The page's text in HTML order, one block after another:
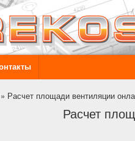
» Расчет площади вентиляции
Расчет